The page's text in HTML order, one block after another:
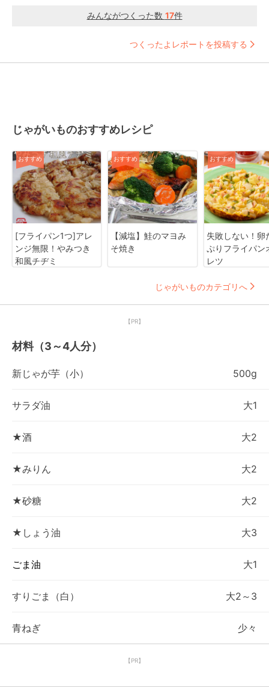
みんながつくった数 17件
つくったよレポートを投稿する
じゃがいものおすすめレシピ
おすすめ
[フライパン1つ]アレ
ンジ無限！やみつき
和風チヂミ
おすすめ
【減塩】鮭のマヨみ
そ焼き
おすすめ
失敗しない！卵
ぷりフライパン
レツ
じゃがいものカテゴリへ
【PR】
材料（3～4人分）
新じゃが芋（小） 500g
サラダ油 大1
★酒 大2
★みりん 大2
★砂糖 大2
★しょう油 大3
ごま油 大1
すりごま（白） 大2～3
青ねぎ 少々
【PR】